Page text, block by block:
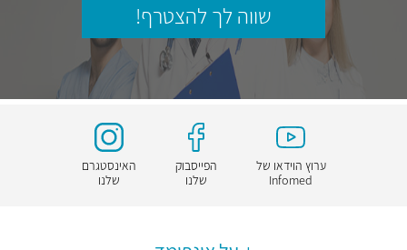
שווה לך להצטרף!
ערוץ הוידאו של
Infomed
הפייסבוק
שלנו
האינסטגרם
שלנו